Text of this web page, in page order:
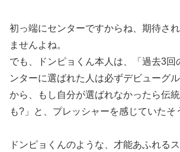
初っ端にセンターですからね、期待さ
ませんよね。
でも、ドンピョくん本人は、「過去3回
ンターに選ばれた人は必ずデビューグ
から、もし自分が選ばれなかったら伝
も?」と、プレッシャーを感じていたそ
ドンピョくんのような、才能あふれる